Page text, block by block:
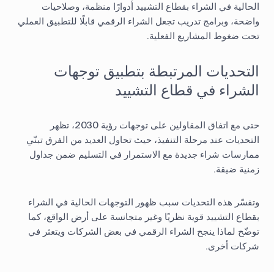
الحالية في الشراء بقطاع التشييد أدوارًا منظمة، وصلاحيات
واضحة، وبرامج تدريب تجعل الشراء الرقمي قابلًا للتطبيق العملي
تحت ضغوط المشاريع الفعلية.
التحديات المرتبطة بتطبيق توجهات
الشراء في قطاع التشييد
حتى مع اتفاق المقاولين على توجهات رؤية 2030، تظهر
التحديات عند مرحلة التنفيذ، حيث تحاول العديد من الفرق تبنّي
ممارسات شراء جديدة مع الاستمرار في التسليم ضمن جداول
زمنية ضيقة.
وتفسّر هذه التحديات سبب ظهور التوجهات الحالية في الشراء
بقطاع التشييد قوية نظريًا وغير متجانسة على أرض الواقع، كما
توضّح لماذا ينجح الشراء الرقمي في بعض الشركات ويتعثر في
شركات أخرى.